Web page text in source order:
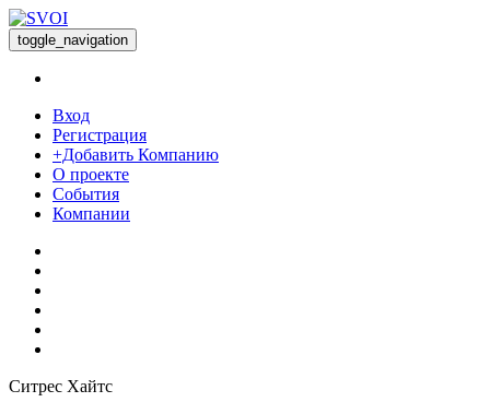
toggle_navigation
Вход
Регистрация
+Добавить Компанию
О проекте
События
Компании
Ситрес Хайтс